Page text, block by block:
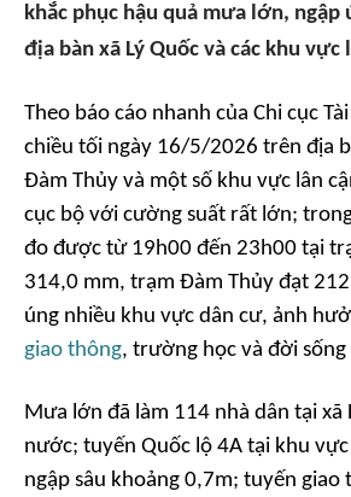
khắc phục hậu quả mưa lớn, ngập
địa bàn xã Lý Quốc và các khu vực
Theo báo cáo nhanh của Chi cục
chiều tối ngày 16/5/2026 trên địa
Đàm Thủy và một số khu vực lân
cục bộ với cường suất rất lớn;
đo được từ 19h00 đến 23h00 tại
314,0 mm, trạm Đàm Thủy đạt
úng nhiều khu vực dân cư, ảnh
giao thông, trường học và đời sống
Mưa lớn đã làm 114 nhà dân tại xã
nước; tuyến Quốc lộ 4A tại khu vực
ngập sâu khoảng 0,7m; tuyến giao